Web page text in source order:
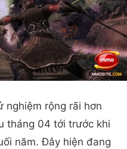
nghiệm rộng rãi hơn
tháng 04 tới trước khi
năm. Đây hiện đang